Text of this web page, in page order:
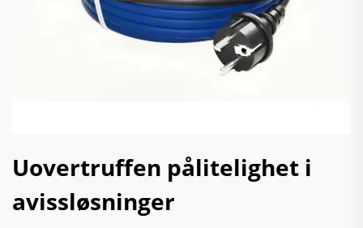
Uovertruffen pålitelighet i
avissløsninger